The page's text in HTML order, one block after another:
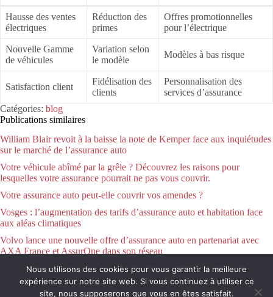
Hausse des ventes
électriques
Réduction des
primes
Offres promotionnelles
pour l’électrique
Nouvelle Gamme
de véhicules
Variation selon
le modèle
Modèles à bas risque
Satisfaction client
Fidélisation des
clients
Personnalisation des
services d’assurance
Catégories: blog
Publications similaires
William Blair revoit à la baisse la note de Kemper face aux inquiétudes
sur le marché de l’assurance auto
Votre véhicule abîmé par la grêle ? Découvrez les raisons pour
lesquelles votre assurance pourrait ne pas vous couvrir.
Votre assurance auto peut-elle couvrir vos amendes ?
Vosges : l’augmentation des tarifs d’assurance auto et habitation face
aux aléas climatiques
Volvo lance une nouvelle offre d’assurance auto en partenariat avec
AXA France et AssurOne dans son réseau
Conditions générales Contact
Nous utilisons des cookies pour vous garantir la meilleure
expérience sur notre site web. Si vous continuez à utiliser ce
site, nous supposerons que vous en êtes satisfait.